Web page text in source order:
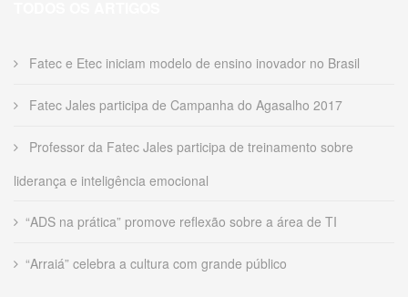
Fatec e Etec iniciam modelo de ensino inovador no Brasil
Fatec Jales participa de Campanha do Agasalho 2017
Professor da Fatec Jales participa de treinamento sobre
liderança e inteligência emocional
“ADS na prática” promove reflexão sobre a área de TI
“Arraiá” celebra a cultura com grande público